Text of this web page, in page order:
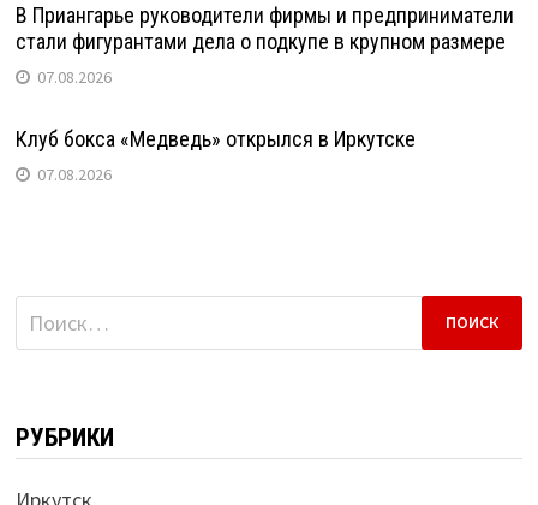
В Приангарье руководители фирмы и предприниматели
стали фигурантами дела о подкупе в крупном размере
07.08.2026
Клуб бокса «Медведь» открылся в Иркутске
07.08.2026
Найти:
РУБРИКИ
Иркутск